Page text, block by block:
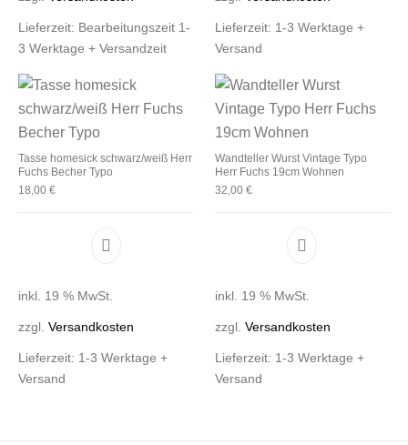
Lieferzeit: Bearbeitungszeit 1-
3 Werktage + Versandzeit
Lieferzeit: 1-3 Werktage +
Versand
Tasse homesick schwarz/weiß Herr
Fuchs Becher Typo
18,00€
inkl. 19 % MwSt.
zzgl.Versandkosten
Lieferzeit: 1-3 Werktage +
Versand
Wandteller Wurst Vintage Typo
Herr Fuchs 19cm Wohnen
32,00 €
inkl. 19 % MwSt.
zzgl. Versandkosten
Lieferzeit: 1-3 Werktage +
Versand